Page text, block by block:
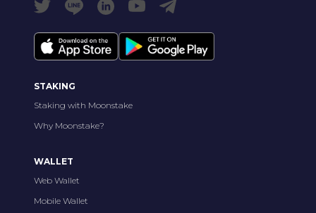
STAKING
Staking with Moonstake
Why Moonstake?
WALLET
Web Wallet
Mobile Wallet